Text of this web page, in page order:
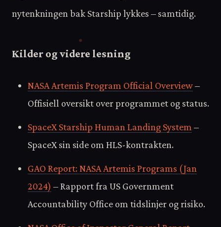
nytenkningen bak Starship lykkes – samtidig.
Kilder og videre lesning
NASA Artemis Program Official Overview–
Offisiell oversikt over programmet og status.
SpaceX Starship Human Landing System –
SpaceX sin side om HLS-kontrakten.
GAO Report: NASA Artemis Programs (Jan
2024) – Rapport fra US Government
Accountability Office om tidslinjer og risiko.